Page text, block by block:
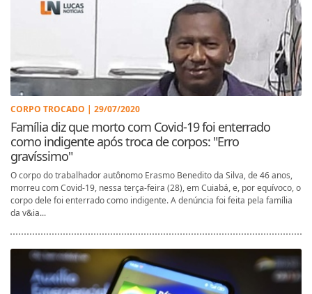
CORPO TROCADO | 29/07/2020
Família diz que morto com Covid-19 foi enterrado
como indigente após troca de corpos: "Erro
gravíssimo"
O corpo do trabalhador autônomo Erasmo Benedito da Silva, de 46 anos,
morreu com Covid-19, nessa terça-feira (28), em Cuiabá, e, por equívoco, o
corpo dele foi enterrado como indigente. A denúncia foi feita pela família
da v&ia...